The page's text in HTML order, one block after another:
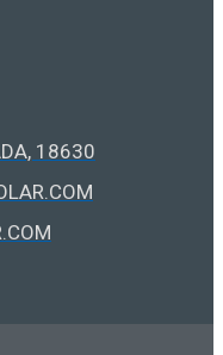
18630